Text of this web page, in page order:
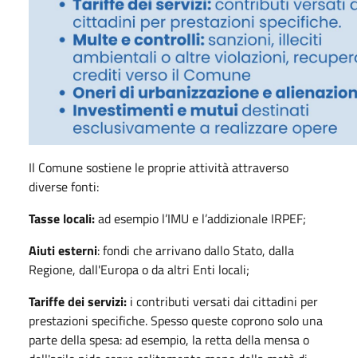
Il Comune sostiene le proprie attività attraverso
diverse fonti:
Tasse locali:ad esempio l’IMU e l’addizionale IRPEF;
Aiuti esterni: fondi che arrivano dallo Stato, dalla
Regione, dall'Europa o da altri Enti locali;
Tariffe dei servizi: i contributi versati dai cittadini per
prestazioni specifiche. Spesso queste coprono solo una
parte della spesa: ad esempio, la retta della mensa o